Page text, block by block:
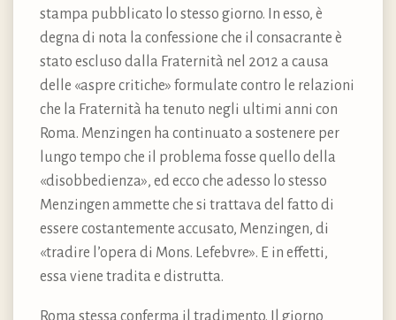
stampa pubblicato lo stesso giorno. In esso, è
degna di nota la confessione che il consacrante è
stato escluso dalla Fraternità nel 2012 a causa
delle «aspre critiche» formulate contro le relazioni
che la Fraternità ha tenuto negli ultimi anni con
Roma. Menzingen ha continuato a sostenere per
lungo tempo che il problema fosse quello della
«disobbedienza», ed ecco che adesso lo stesso
Menzingen ammette che si trattava del fatto di
essere costantemente accusato, Menzingen, di
«tradire l’opera di Mons. Lefebvre». E in effetti,
essa viene tradita e distrutta.